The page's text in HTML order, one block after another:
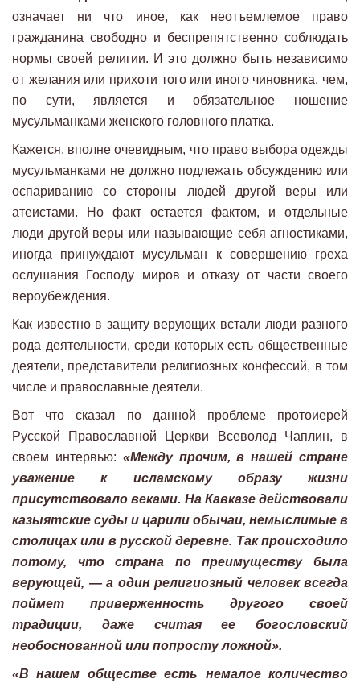
означает ни что иное, как неотъемлемое право
гражданина свободно и беспрепятственно соблюдать
нормы своей религии. И это должно быть независимо
от желания или прихоти того или иного чиновника, чем,
по сути, является и обязательное ношение
мусульманками женского головного платка.
Кажется, вполне очевидным, что право выбора одежды
мусульманками не должно подлежать обсуждению или
оспариванию со стороны людей другой веры или
атеистами. Но факт остается фактом, и отдельные
люди другой веры или называющие себя агностиками,
иногда принуждают мусульман к совершению греха
ослушания Господу миров и отказу от части своего
вероубеждения.
Как известно в защиту верующих встали люди разного
рода деятельности, среди которых есть общественные
деятели, представители религиозных конфессий, в том
числе и православные деятели.
Вот что сказал по данной проблеме протоиерей
Русской Православной Церкви Всеволод Чаплин, в
своем интервью: «Между прочим, в нашей стране
уважение к исламскому образу жизни
присутствовало веками. На Кавказе действовали
казыятские суды и царили обычаи, немыслимые в
столицах или в русской деревне. Так происходило
потому, что страна по преимуществу была
верующей, — а один религиозный человек всегда
поймет приверженность другого своей
традиции, даже считая ее богословский
необоснованной или попросту ложной».
«В нашем обществе есть немалое количество